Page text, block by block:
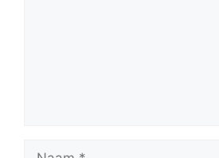
Naam